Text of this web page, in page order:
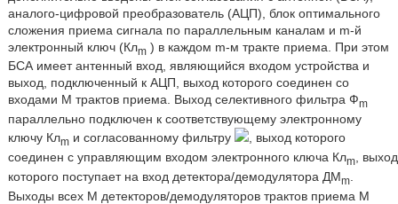
аналого-цифровой преобразователь (АЦП), блок оптимального
сложения приема сигнала по параллельным каналам и m-й
электронный ключ (Клm ) в каждом m-м тракте приема. При этом
БСА имеет антенный вход, являющийся входом устройства и
выход, подключенный к АЦП, выход которого соединен со
входами М трактов приема. Выход селективного фильтра Фm
параллельно подключен к соответствующему электронному
ключу Клm и согласованному фильтру
, выход которого
соединен с управляющим входом электронного ключа Клm
, выход
которого поступает на вход детектора/демодулятора ДМm
Выходы всех М детекторов/демодуляторов трактов приема М